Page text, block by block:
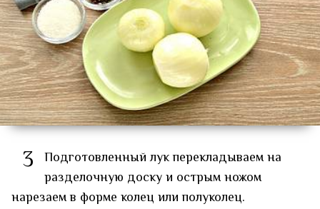
3 Подготовленный лук перекладываем на
разделочную доску и острым ножом
нарезаем в форме колец или полуколец.